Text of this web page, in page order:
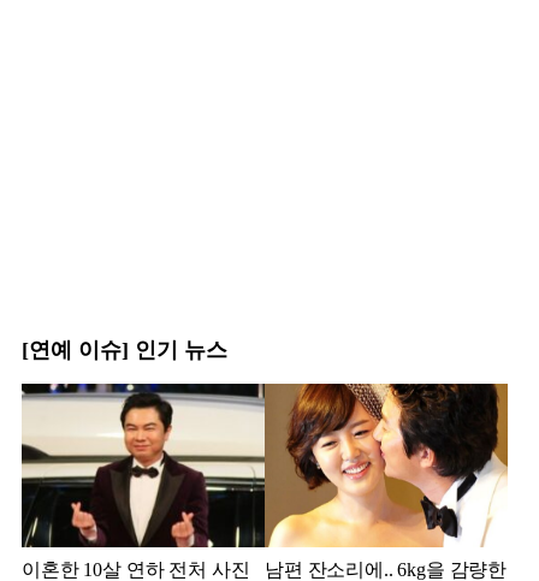
[연예 이슈] 인기 뉴스
이혼한 10살 연하 전처 사진
남편 잔소리에.. 6kg을 감량한